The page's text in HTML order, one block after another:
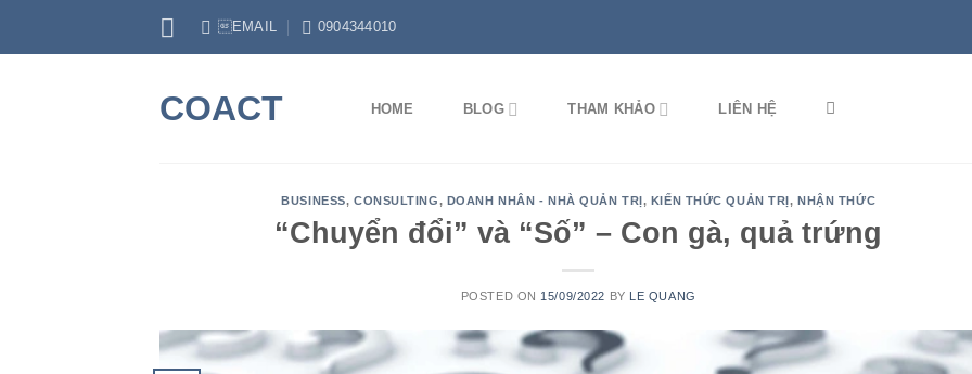
EMAIL 0904344010
COACT HOME BLOG THAM KHẢO LIÊN HỆ
BUSINESS, CONSULTING, DOANH NHÂN - NHÀ QUẢN TRỊ, KIẾN THỨC QUẢN TRỊ,NHẬN THỨC
“Chuyển đổi” và “Số” – Con gà, quả trứng
POSTED ON 15/09/2022 BY LE QUANG